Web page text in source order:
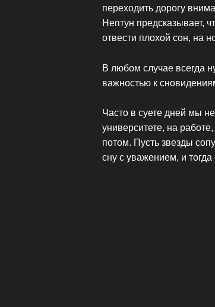
переходить дорогу
Нептун предсказывает,
отвести плохой сон, на
В любом случае всегда
важностью к
Часто в суете дней мы
университете, на
потом. Пусть звезды
сну с уважением, и